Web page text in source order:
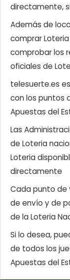
directamente,
Además de
comprar
comprobar los
oficiales de
telesuerte.es
con los puntos
Apuestas del
Las
de Loteria
Loteria
directamente
Cada punto de
de envío y de
de la Loteria
Si lo desea,
de todos los
Apuestas del